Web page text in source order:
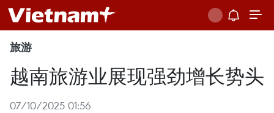
旅游
越南旅游业展现强劲增长势头
07/10/2025 01:56